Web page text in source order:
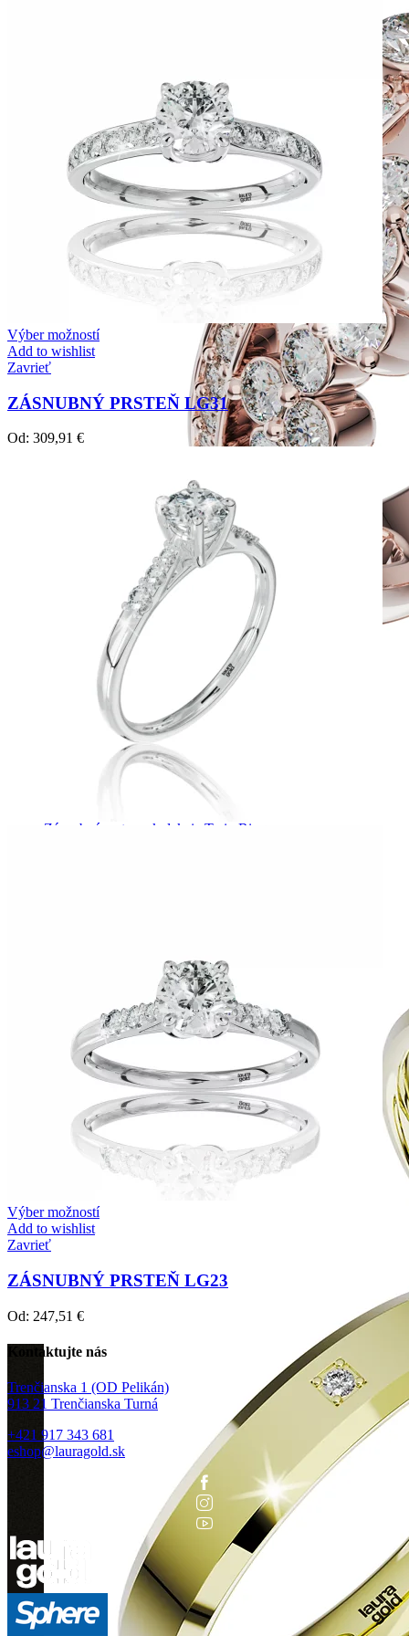
Zásnubné prstne z kolekcie Twin Rings.
Výber možností
Add to wishlist
Zavrieť
ZÁSNUBNÝ PRSTEŇ LG31
Od: 309,91 €
Výber možností
Add to wishlist
Zavrieť
ZÁSNUBNÝ PRSTEŇ LG23
Od: 247,51 €
Kontaktujte nás
Trenčianska 1 (OD Pelikán)
913 21 Trenčianska Turná
+421 917 343 681
eshop@lauragold.sk